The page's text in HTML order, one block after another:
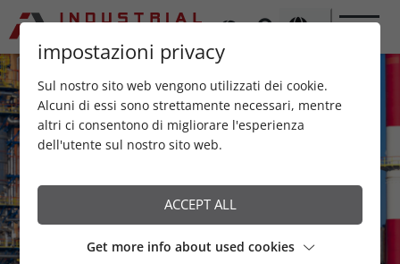
impostazioni privacy
Sul nostro sito web vengono utilizzati dei cookie.
Alcuni di essi sono strettamente necessari, mentre
altri ci consentono di migliorare l'esperienza
dell'utente sul nostro sito web.
ACCEPT ALL
Get more info about used cookies